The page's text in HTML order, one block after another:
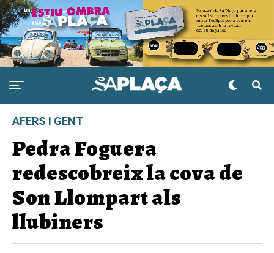
AFERS I GENT
Pedra Foguera
redescobreix la cova de
Son Llompart als
llubiners